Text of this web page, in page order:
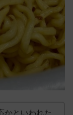
かといわれた